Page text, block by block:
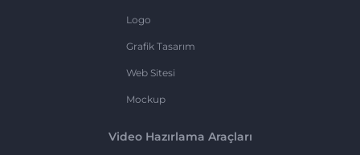
Logo
Grafik Tasarım
Web Sitesi
Mockup
Video Hazırlama Araçları